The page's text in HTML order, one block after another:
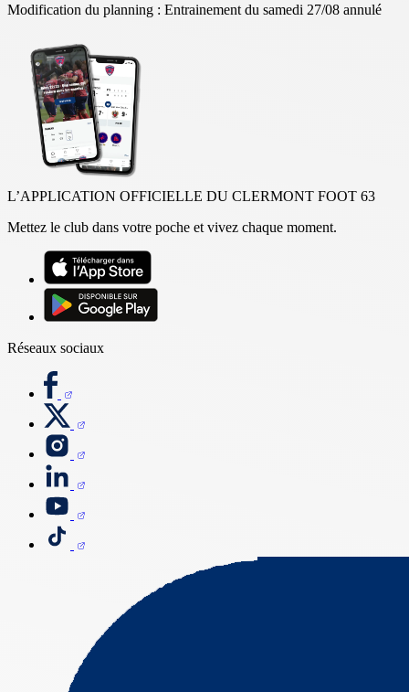
Modification du planning : Entrainement du samedi 27/08 annulé
L’APPLICATION OFFICIELLE DU CLERMONT FOOT 63
Mettez le club dans votre poche et vivez chaque moment.
Réseaux sociaux